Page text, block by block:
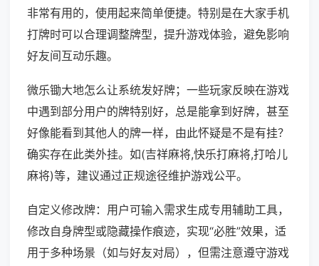
非常有用的，使用起来简单便捷。特别是在大家手机
打牌时可以合理调整牌型，提升游戏体验，避免影响
好友间互动乐趣。
微乐锄大地怎么让系统发好牌；一些玩家反映在游戏
中遇到部分用户的牌特别好，总是能拿到好牌，甚至
好像能看到其他人的牌一样，由此怀疑是不是有挂？
确实存在此类外挂。如(吉祥麻将,快乐打麻将,打哈儿
麻将)等，建议通过正规途径维护游戏公平。
自定义修改牌：用户可输入需求生成专用辅助工具，
修改自身牌型或隐藏操作痕迹，实现“必胜”效果，适
用于多种场景（如与好友对局），但需注意遵守游戏